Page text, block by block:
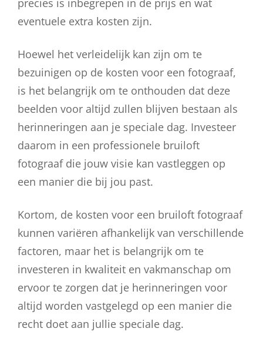
eventuele extra kosten zijn.
Hoewel het verleidelijk kan zijn om te
bezuinigen op de kosten voor een fotograaf,
is het belangrijk om te onthouden dat deze
beelden voor altijd zullen blijven bestaan als
herinneringen aan je speciale dag. Investeer
daarom in een professionele bruiloft
fotograaf die jouw visie kan vastleggen op
een manier die bij jou past.
Kortom, de kosten voor een bruiloft fotograaf
kunnen variëren afhankelijk van verschillende
factoren, maar het is belangrijk om te
investeren in kwaliteit en vakmanschap om
ervoor te zorgen dat je herinneringen voor
altijd worden vastgelegd op een manier die
recht doet aan jullie speciale dag.